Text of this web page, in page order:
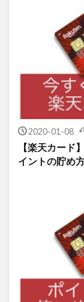
2020-01-08
【楽天カード
イントの貯め